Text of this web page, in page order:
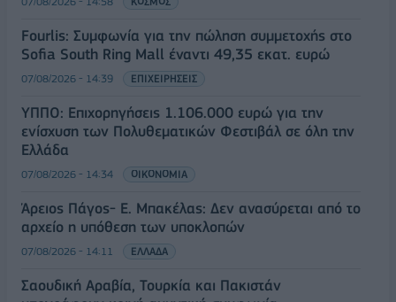
Fourlis: Συμφωνία για την πώληση συμμετοχής στο
Sofia South Ring Mall έναντι 49,35 εκατ. ευρώ
07/08/2026 - 14:39 ΕΠΙΧΕΙΡΗΣΕΙΣ
ΥΠΠΟ: Επιχορηγήσεις 1.106.000 ευρώ για την
ενίσχυση των Πολυθεματικών Φεστιβάλ σε όλη την
Ελλάδα
07/08/2026 - 14:34 ΟΙΚΟΝΟΜΙΑ
Άρειος Πάγος- Ε. Μπακέλας: Δεν ανασύρεται από το
αρχείο η υπόθεση των υποκλοπών
07/08/2026 - 14:11 ΕΛΛΑΔΑ
Σαουδική Αραβία, Τουρκία και Πακιστάν